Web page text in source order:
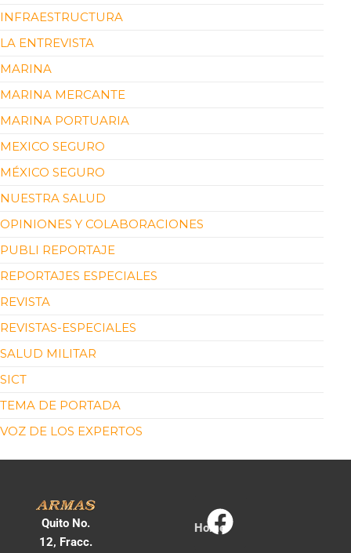
INFRAESTRUCTURA
LA ENTREVISTA
MARINA
MARINA MERCANTE
MARINA PORTUARIA
MEXICO SEGURO
MÉXICO SEGURO
NUESTRA SALUD
OPINIONES Y COLABORACIONES
PUBLI REPORTAJE
REPORTAJES ESPECIALES
REVISTA
REVISTAS-ESPECIALES
SALUD MILITAR
SICT
TEMA DE PORTADA
VOZ DE LOS EXPERTOS
Quito No.
12, Fracc.
Home